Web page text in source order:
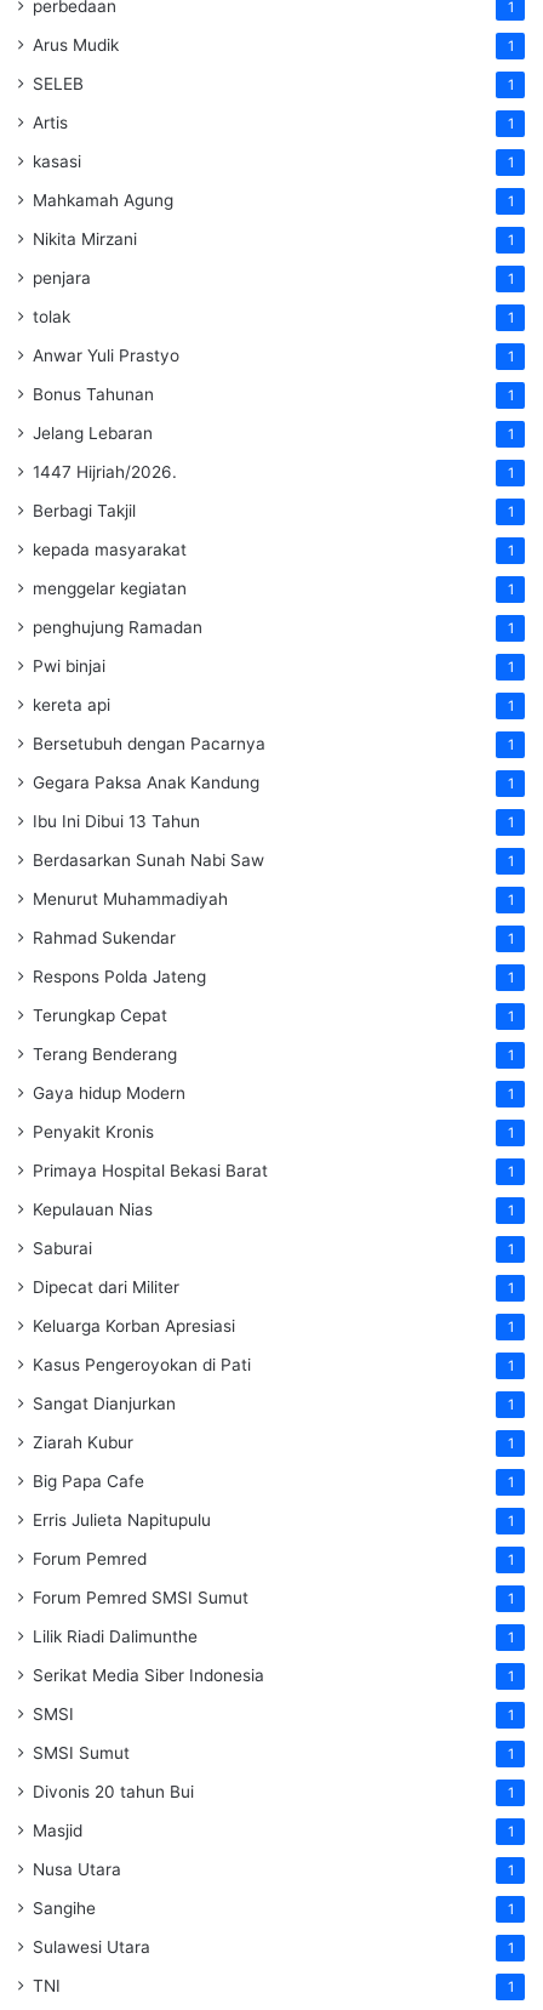
perbedaan 1
Arus Mudik 1
SELEB 1
Artis 1
kasasi 1
Mahkamah Agung 1
Nikita Mirzani 1
penjara 1
tolak 1
Anwar Yuli Prastyo 1
Bonus Tahunan 1
Jelang Lebaran 1
1447 Hijriah/2026. 1
Berbagi Takjil 1
kepada masyarakat 1
menggelar kegiatan 1
penghujung Ramadan 1
Pwi binjai 1
kereta api 1
Bersetubuh dengan Pacarnya 1
Gegara Paksa Anak Kandung 1
Ibu Ini Dibui 13 Tahun 1
Berdasarkan Sunah Nabi Saw 1
Menurut Muhammadiyah 1
Rahmad Sukendar 1
Respons Polda Jateng 1
Terungkap Cepat 1
Terang Benderang 1
Gaya hidup Modern 1
Penyakit Kronis 1
Primaya Hospital Bekasi Barat 1
Kepulauan Nias 1
Saburai 1
Dipecat dari Militer 1
Keluarga Korban Apresiasi 1
Kasus Pengeroyokan di Pati 1
Sangat Dianjurkan 1
Ziarah Kubur 1
Big Papa Cafe 1
Erris Julieta Napitupulu 1
Forum Pemred 1
Forum Pemred SMSI Sumut 1
Lilik Riadi Dalimunthe 1
Serikat Media Siber Indonesia 1
SMSI 1
SMSI Sumut 1
Divonis 20 tahun Bui 1
Masjid 1
Nusa Utara 1
Sangihe 1
Sulawesi Utara 1
TNI 1